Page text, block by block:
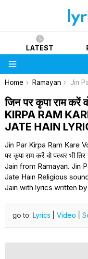
LATEST
You are here:
Home Ramayan Jin Par Kirpa
जिन पर कृपा राम करें
KIRPA RAM
JATE HAIN
Jin Par Kirpa Ram Kare
पर कृपा राम करें वो पत्थर भी
Jain from Ramayan. Jin
Jate Hain Religious
Jain with lyrics written by
go to: Lyrics Video